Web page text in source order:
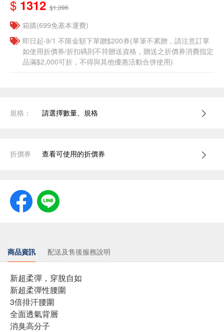
$ 1312 $1,396
箱購(699免基本運費)
即日起-9/1 不限金額下單贈$200券(單筆不累贈，請注意訂單
如使用折價券/折扣碼則不符贈送資格，贈送之折價券消費指定
品滿$2,000可折，不得與其他優惠活動合併使用)
規格： 請選擇數量、規格
折價券 查看可使用的折價券
商品資訊 配送及售後服務說明
新超柔彈，穿脫自如
新超柔彈性腰圍
3倍排汗腰圍
全面透氣背層
消臭高分子